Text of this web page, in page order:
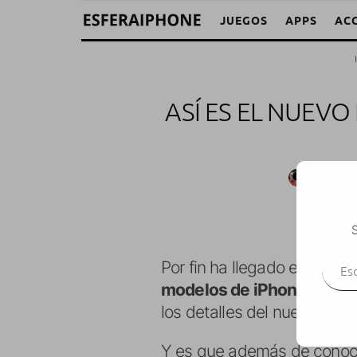
JUEGOS APPS
ASÍ ES EL
Por fin ha llegado el día
modelos de iPhone
. Y
los detalles del nuevo
Y es que además de